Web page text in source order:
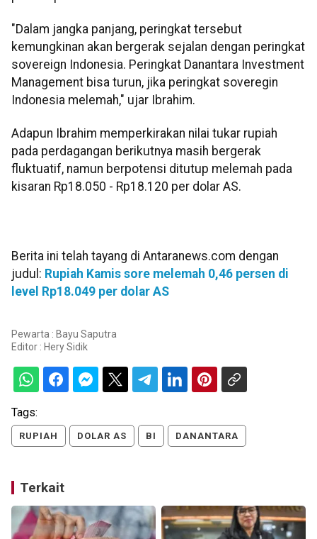
"Dalam jangka panjang, peringkat tersebut
kemungkinan akan bergerak sejalan dengan peringkat
sovereign Indonesia. Peringkat Danantara Investment
Management bisa turun, jika peringkat soveregin
Indonesia melemah," ujar Ibrahim.
Adapun Ibrahim memperkirakan nilai tukar rupiah
pada perdagangan berikutnya masih bergerak
fluktuatif, namun berpotensi ditutup melemah pada
kisaran Rp18.050 - Rp18.120 per dolar AS.
Berita ini telah tayang di Antaranews.com dengan
judul: Rupiah Kamis sore melemah 0,46 persen di
level Rp18.049 per dolar AS
Pewarta : Bayu Saputra
Editor : Hery Sidik
Tags:
RUPIAH DOLAR AS BI DANANTARA
Terkait